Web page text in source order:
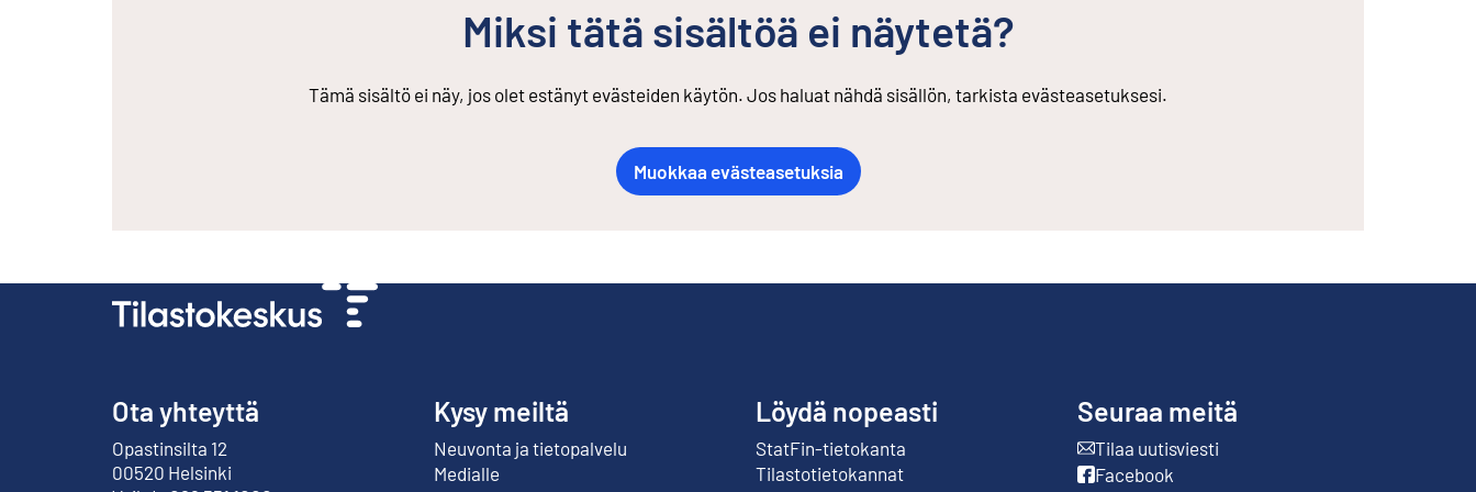
Miksi tätä sisältöä ei näytetä?
Tämä sisältö ei näy, jos olet estänyt evästeiden käytön. Jos haluat nähdä sisällön, tarkista evästeasetuksesi.
Muokkaa evästeasetuksia
Ota yhteyttä
Opastinsilta 12
00520 Helsinki
Ulkoinen linkki
Kysy meiltä
Neuvonta ja tietopalvelu
Medialle
Löydä nopeasti
StatFin-tietokanta
Ulkoinen linkki
Tilastotietokannat
Seuraa meitä
Tilaa uutisviesti
Ulkoinen linkki
Facebook
Ulkoinen linkki